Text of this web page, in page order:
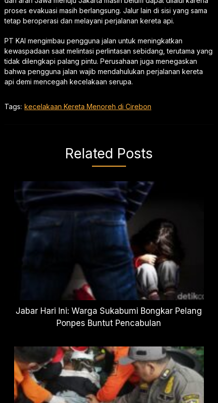
proses evakuasi masih berlangsung. Jalur lain di sisi yang sama
tetap beroperasi dan melayani perjalanan kereta api.
PT KAI mengimbau pengguna jalan untuk meningkatkan
kewaspadaan saat melintasi perlintasan sebidang, terutama yang
tidak dilengkapi palang pintu. Perusahaan juga menegaskan
bahwa pengguna jalan wajib mendahulukan perjalanan kereta
api demi mencegah kecelakaan serupa.
Tags: kecelakaan Kereta Menoreh di Cirebon
Related Posts
Jabar Hari Ini: Warga Sukabumi Bongkar Pelang
Ponpes Buntut Pencabulan